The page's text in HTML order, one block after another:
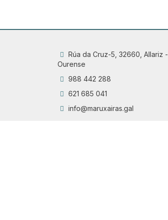
Rúa da Cruz-5, 32660, Allariz -
Ourense
988 442 288
621 685 041
info@maruxairas.gal